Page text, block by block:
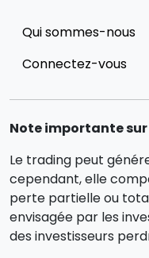
Qui sommes-nous
Connectez-vous
Note importante sur
Le trading peut
cependant, elle
perte partielle ou
envisagée par les
des investisseurs